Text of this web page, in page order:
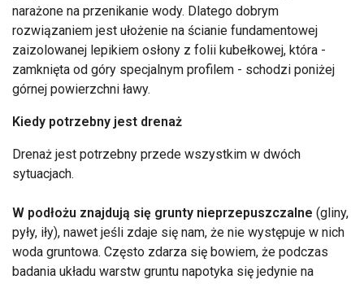
narażone na przenikanie wody. Dlatego dobrym
rozwiązaniem jest ułożenie na ścianie fundamentowej
zaizolowanej lepikiem osłony z folii kubełkowej, która -
zamknięta od góry specjalnym profilem - schodzi poniżej
górnej powierzchni ławy.
Kiedy potrzebny jest drenaż
Drenaż jest potrzebny przede wszystkim w dwóch
sytuacjach.
W podłożu znajdują się grunty nieprzepuszczalne (gliny,
pyły, iły), nawet jeśli zdaje się nam, że nie występuje w nich
woda gruntowa. Często zdarza się bowiem, że podczas
badania układu warstw gruntu napotyka się jedynie na